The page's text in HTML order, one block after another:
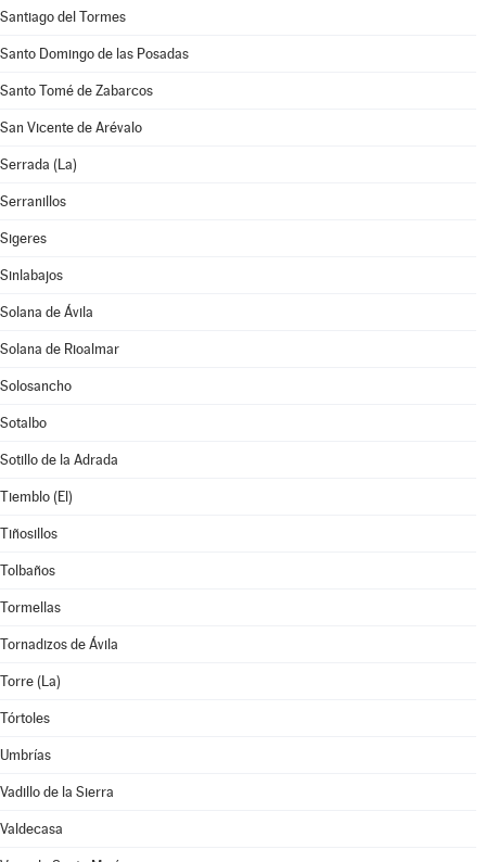
Santiago del Tormes
Santo Domingo de las Posadas
Santo Tomé de Zabarcos
San Vicente de Arévalo
Serrada (La)
Serranillos
Sigeres
Sinlabajos
Solana de Ávila
Solana de Rioalmar
Solosancho
Sotalbo
Sotillo de la Adrada
Tiemblo (El)
Tiñosillos
Tolbaños
Tormellas
Tornadizos de Ávila
Torre (La)
Tórtoles
Umbrías
Vadillo de la Sierra
Valdecasa